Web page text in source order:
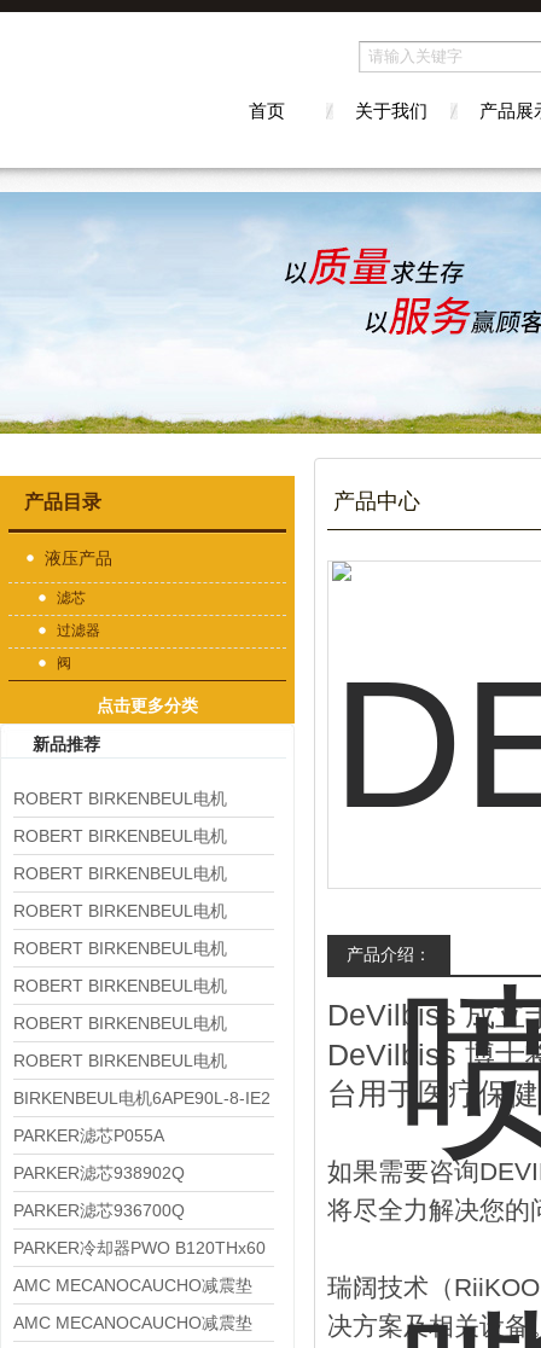
首页 关于我们 产品展
产品目录
液压产品
滤芯
过滤器
阀
点击更多分类
新品推荐
ROBERT BIRKENBEUL电机
8APE225M-4-IE3
ROBERT BIRKENBEUL电机
8APE180L-4 IE3
ROBERT BIRKENBEUL电机
8APE160M-6 IE3
ROBERT BIRKENBEUL电机
8APE160L-4-IE3
ROBERT BIRKENBEUL电机
8APE112M-6K-IE3
ROBERT BIRKENBEUL电机
8APE100L-2 IE3
ROBERT BIRKENBEUL电机
8APE90S-4 IE3
ROBERT BIRKENBEUL电机
8APE80M-2K-IE3
BIRKENBEUL电机6APE90L-8-IE2
PARKER滤芯P055A
PARKER滤芯938902Q
PARKER滤芯936700Q
PARKER冷却器PWO B120THx60
AMC MECANOCAUCHO减震垫
138552
AMC MECANOCAUCHO减震垫
产品中心
产品介绍：
DeVilbiss成立
DeVilbiss 博士
台用于医疗保
如果需要咨询
将尽全力解决您的
瑞阔技术（
决方案及相关设备